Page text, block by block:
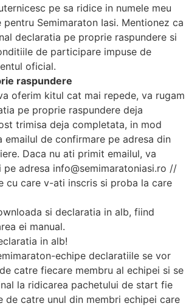
pe sa ridice in numele meu
Semimaraton Iasi. Mentionez ca
declaratia pe proprie raspundere si
de participare impuse de
oficial.
raspundere
oferim kitul cat mai repede, va rugam
pe proprie raspundere deja
trimisa deja completata, in mod
emailul de confirmare pe adresa din
Daca nu ati primit emailul, va
pe adresa info@semimaratoniasi.ro //
cu care v-ati inscris si proba la care
si declaratia in alb, fiind
ei manual.
in alb!
echipe declaratiile se vor
catre fiecare membru al echipei si se
la ridicarea pachetului de start fie
de catre unul din membri echipei care